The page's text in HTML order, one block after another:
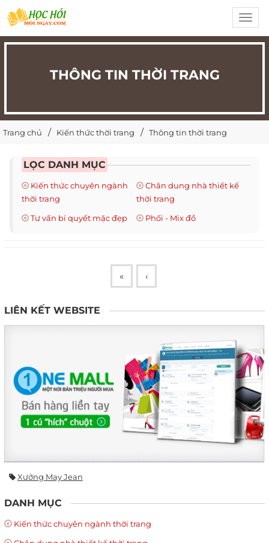
THÔNG TIN THỜI TRANG
Trang chủ Kiến thức thời trang Thông tin thời trang
LỌC DANH MỤC
Kiến thức chuyên ngành
thời trang
Chân dung nhà thiết kế
thời trang
Tư vấn bí quyết mặc đẹp
Phối - Mix đồ
« ‹
LIÊN KẾT WEBSITE
Xưởng May Jean
DANH MỤC
Kiến thức chuyên ngành thời trang